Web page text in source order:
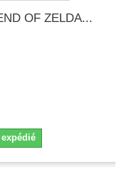
OF ZELDA...
expédié